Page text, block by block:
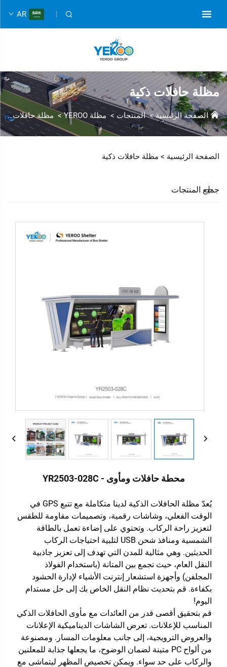
AR
مظلة حافلات ذكية
الصفحة الرئيسية>المنتجات>مظلة YEROO > مظلة حافلات ذكية
الصفحة الرئيسية > مظلة حافلات ذكية
جميع المنتجات
محطة حافلات ومأوى - YR2503-028C
يُعدّ مظلة الحافلات الذكية لدينا متكاملة مع تتبع GPS في
الوقت الفعلي، وشاشات رقمية، وتصميمات مقاومة للطقس
لتعزيز راحة الركاب. وتحتوي على إضاءة تعمل بالطاقة
الشمسية ومنافذ شحن USB لتلبية احتياجات الركاب
الحديثين. وهي مثالية للمدن التي تهدف إلى تعزيز جاذبية
النقل العام، حيث تجمع بين المتانة (باستخدام الفولاذ
المجلفن) وأجهزة استشعار إنترنت الأشياء لإدارة الحشود
بكفاءة. قم بتحديث نظام النقل الخاص بك إلى حل مستدام
اليوم!
قم بتحقيق أقصى قدر من العائدات مع مأوى الحافلات الذكي
المناسب للإعلانات. تعرض الشاشات الديناميكية الإعلانات
والعروض الترويجية، إلى جانب معلومات المسار. ومصنوعة
من ألواح PC متينة لضمان الوضوح، ما يجعلها جذابة للمعلنين
والركاب على حد سواء. ويمكن تخصيص المظهر ليتماشى مع